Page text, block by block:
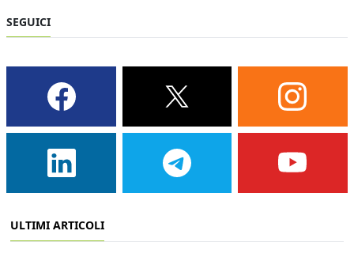
SEGUICI
ULTIMI ARTICOLI